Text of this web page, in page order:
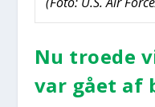
Nu tro­e­de
var gået af